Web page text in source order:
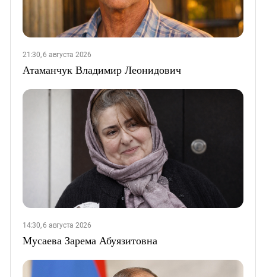
21:30, 6 августа 2026
Атаманчук Владимир Леонидович
14:30, 6 августа 2026
Мусаева Зарема Абуязитовна